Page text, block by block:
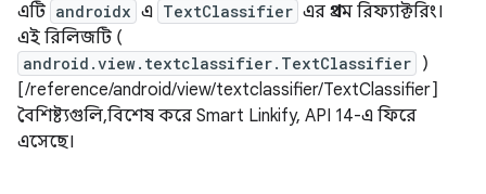
এটি androidx এ TextClassifier এর প্রথম রিফ্যাক্টরিং।
এই রিলিজটি (
android.view.textclassifier.TextClassifier )
[/reference/android/view/textclassifier/TextClassifier]
বৈশিষ্ট্যগুলি, বিশেষ করে Smart Linkify, API 14-এ ফিরে
এসেছে।